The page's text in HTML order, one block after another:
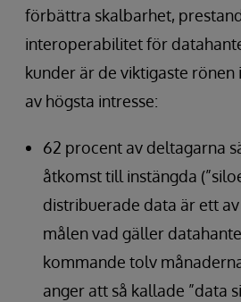
förbättra skalbarhet,
interoperabilitet för
kunder är de viktigaste rönen
av högsta intresse:
62 procent av deltagarna
åtkomst till instängda
distribuerade data är ett
målen vad gäller
kommande tolv
anger att så kallade ”data